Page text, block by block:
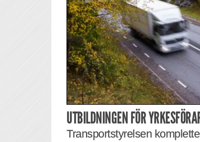
UTBILDNINGEN FÖR
Transportstyrelsen